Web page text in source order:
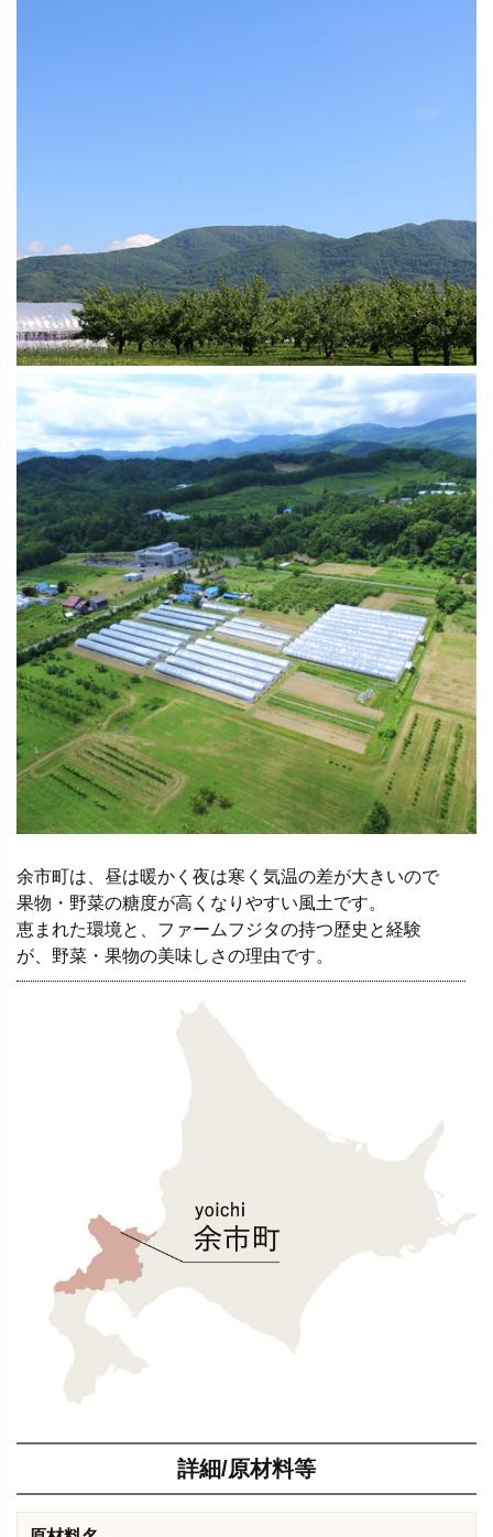
余市町は、昼は暖かく夜は寒く気温の差が大きいので
果物・野菜の糖度が高くなりやすい風土です。
恵まれた環境と、ファームフジタの持つ歴史と経験
が、野菜・果物の美味しさの理由です。
詳細/原材料等